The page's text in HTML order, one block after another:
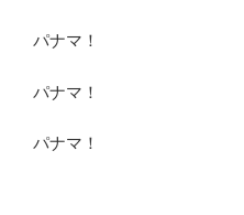
パナマ！
パナマ！
パナマ！